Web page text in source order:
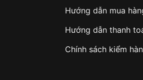
Hướng dẫn mua
Hướng dẫn thanh
Chính sách kiểm